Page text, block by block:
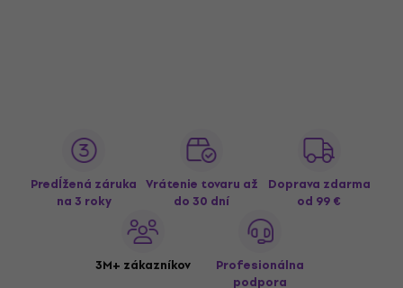
Predĺžená záruka
na 3 roky
Vrátenie tovaru až
do 30 dní
Doprava zdarma
od 99 €
3M+ zákazníkov
Profesionálna
podpora